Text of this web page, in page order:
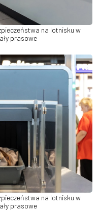
na lotnisku w
prasowe
na lotnisku w
prasowe